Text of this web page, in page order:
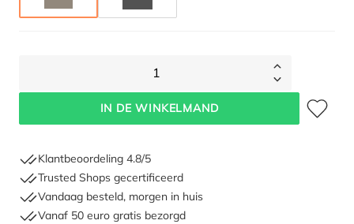
1
IN DE WINKELMAND
Klantbeoordeling 4.8/5
Trusted Shops gecertificeerd
Vandaag besteld, morgen in huis
Vanaf 50 euro gratis bezorgd